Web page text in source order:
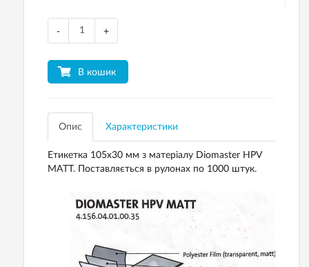
- +
В кошик
Опис Характеристики
Етикетка 105х30 мм з матеріалу Diomaster HPV
MATT. Поставляється в рулонах по 1000 штук.